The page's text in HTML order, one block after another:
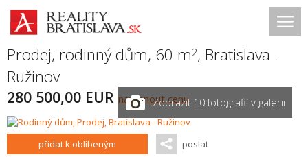
Prodej, rodinný dům, 60 m2, Bratislava -
Ružinov
280 500,00 EUR navrhnout cenuZobrazit 10 fotografií v galerii
přidat k oblíbeným poslat